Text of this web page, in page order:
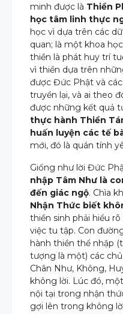
minh được là Thiền
học tâm linh thực
học vì dựa trên các
quan; là một khoa
thiền là phát huy trí
vì thiền dựa trên
được Đức Phật và
truyền lại, và ai theo
được những kết quả
thực hành Thiền
huấn luyện các tế
mới, đó là quán tính
Giống như lời Đức
nhập Tâm Như là
đến giác ngộ. Chìa
Nhận Thức biết
thiền sinh phải hiểu
việc tu tập. Con
hành thiền thể nhập
tượng là một) các
Chân Như, Không,
không lời. Lúc đó,
nội tại trong nhận
gợi lên trong không